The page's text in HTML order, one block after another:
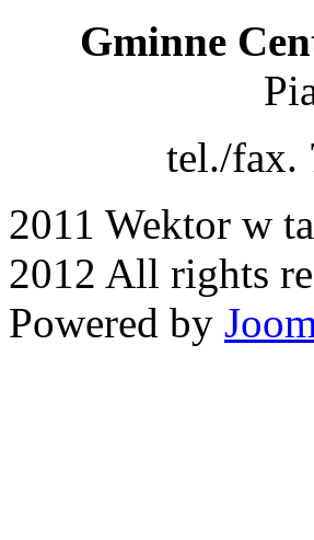
Gminne
tel./fax.
2011 Wektor w
2012 All rights
Powered by